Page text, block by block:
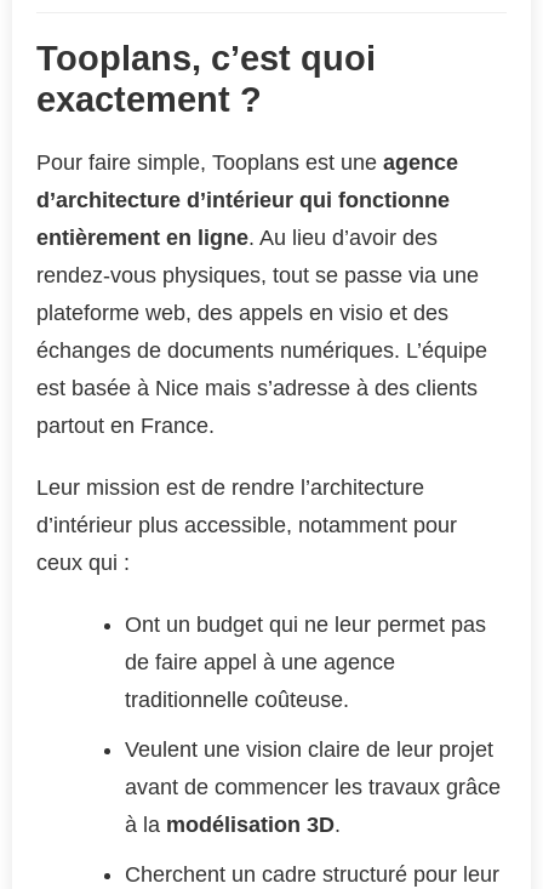
Tooplans, c’est quoi
exactement ?
Pour faire simple, Tooplans est une agence
d’architecture d’intérieur qui fonctionne
entièrement en ligne. Au lieu d’avoir des
rendez-vous physiques, tout se passe via une
plateforme web, des appels en visio et des
échanges de documents numériques. L’équipe
est basée à Nice mais s’adresse à des clients
partout en France.
Leur mission est de rendre l’architecture
d’intérieur plus accessible, notamment pour
ceux qui :
Ont un budget qui ne leur permet pas
de faire appel à une agence
traditionnelle coûteuse.
Veulent une vision claire de leur projet
avant de commencer les travaux grâce
à la modélisation 3D.
Cherchent un cadre structuré pour leur